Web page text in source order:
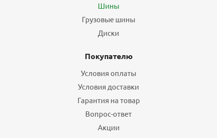
Шины
Грузовые шины
Диски
Покупателю
Условия оплаты
Условия доставки
Гарантия на товар
Вопрос-ответ
Акции